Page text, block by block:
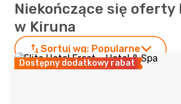
Niekończące się oferty
w Kiruna
Sortuj wg: Popularne
Dostępny dodatkowy rabat